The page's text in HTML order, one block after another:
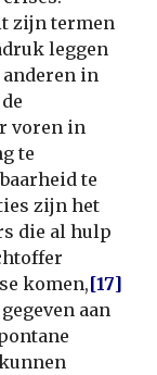
zijn termen
leggen
in
voren in
te
te
zijn het
die al hulp
komen,[17]
aan